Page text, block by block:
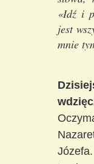
«Idź i
jest
mnie